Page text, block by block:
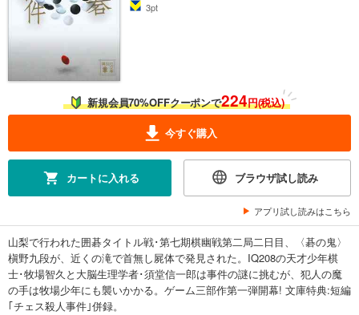
3pt
新規会員70%OFFクーポンで224円(税込)
今すぐ購入
カートに入れる ブラウザ試し読み
アプリ試し読みはこちら
山梨で行われた囲碁タイトル戦･第七期棋幽戦第二局二日目、〈碁の鬼〉
槇野九段が、近くの滝で首無し屍体で発見された。IQ208の天才少年棋
士･牧場智久と大脳生理学者･須堂信一郎は事件の謎に挑むが、犯人の魔
の手は牧場少年にも襲いかかる。ゲーム三部作第一弾開幕! 文庫特典:短編
｢チェス殺人事件｣併録。